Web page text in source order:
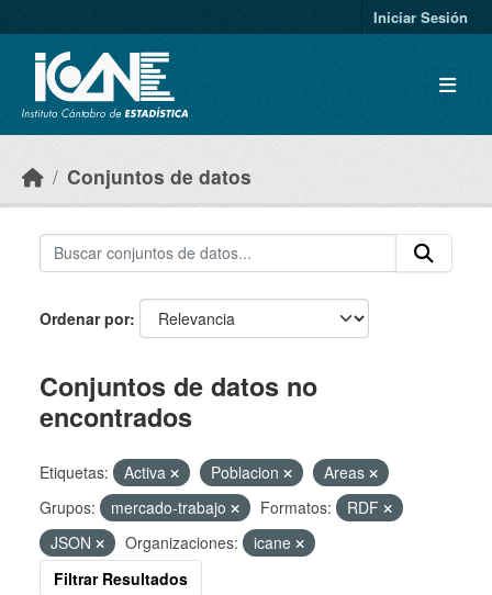
Iniciar Sesión
Conjuntos de datos
Ordenar por
Conjuntos de datos no
encontrados
Etiquetas: Activa Poblacion
Areas
Grupos:
mercado-trabajo Formatos:
RDF
JSON
Organizaciones:
icane
Filtrar Resultados